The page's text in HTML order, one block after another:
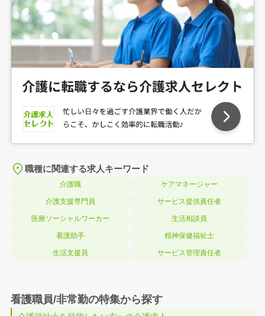
職種に関連する求人キーワード
介護職 ケアマネージャー
介護支援専門員 サービス提供責任者
医療ソーシャルワーカー 生活相談員
看護助手 精神保健福祉士
生活支援員 サービス管理責任者
看護職員/非常勤の特集から探す